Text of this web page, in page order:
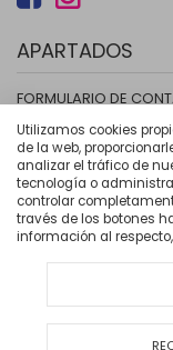
APARTADOS
FORMULARIO DE
LOCALIZACIÓN
HAZTE ASOCIADO
AVISO LEGAL
POLÍTICA DE
COOKIES
ZONA AS TRAVESAS
Utilizamos cookies
de la web,
analizar el tráfico de
tecnología o
controlar
través de los botones
información al